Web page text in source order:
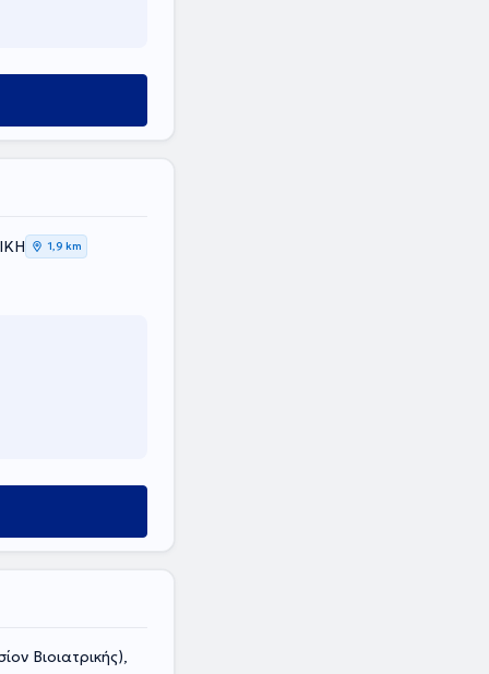
1,9 km
Βιοιατρικής),